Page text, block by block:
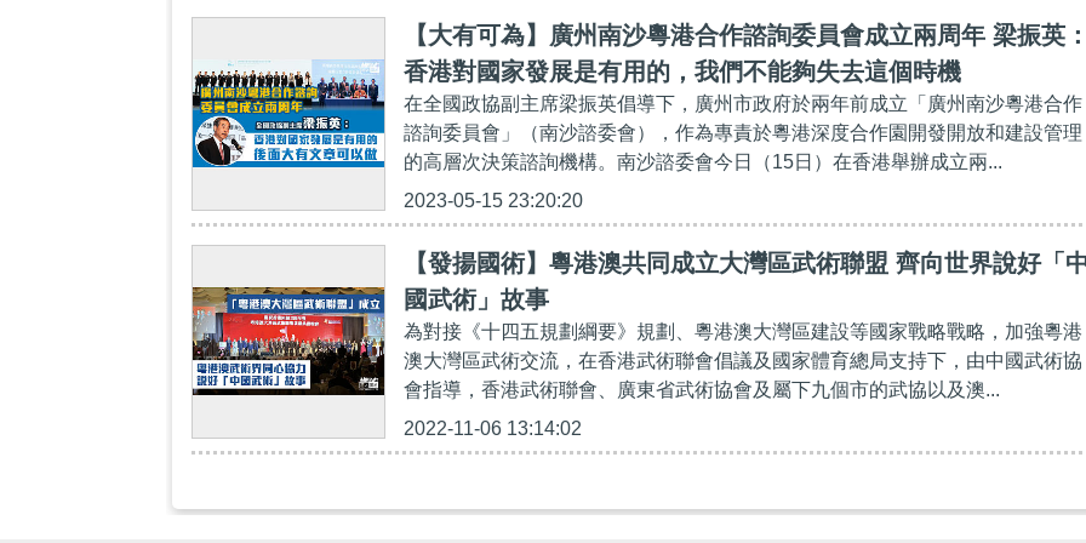
【大有可為】廣州南沙粵港合作諮詢委員會成立兩周年 梁振英
香港對國家發展是有用的，我們不能夠失去這個時機
在全國政協副主席梁振英倡導下，廣州市政府於兩年前成立「廣州南沙粵港合作
諮詢委員會」（南沙諮委會），作為專責於粵港深度合作園開發開放和建設管理
的高層次決策諮詢機構。南沙諮委會今日（15日）在香港舉辦成立兩...
2023-05-15 23:20:20
【發揚國術】粵港澳共同成立大灣區武術聯盟 齊向世界說好「
國武術」故事
為對接《十四五規劃綱要》規劃、粵港澳大灣區建設等國家戰略戰略，加強粵港
澳大灣區武術交流，在香港武術聯會倡議及國家體育總局支持下，由中國武術協
會指導，香港武術聯會、廣東省武術協會及屬下九個市的武協以及澳...
2022-11-06 13:14:02